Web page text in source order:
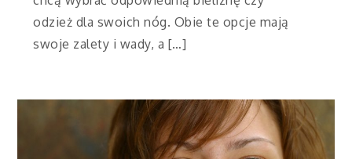
odzież dla swoich nóg. Obie te opcje mają
swoje zalety i wady, a […]